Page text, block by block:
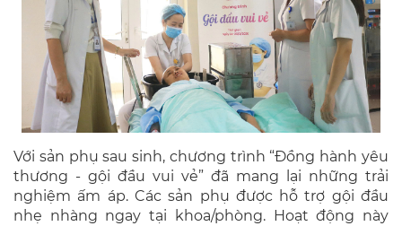
Với sản phụ sau sinh, chương trình “Đồng hành yêu
thương - gội đầu vui vẻ” đã mang lại những trải
nghiệm ấm áp. Các sản phụ được hỗ trợ gội đầu
nhẹ nhàng ngay tại khoa/phòng. Hoạt động này